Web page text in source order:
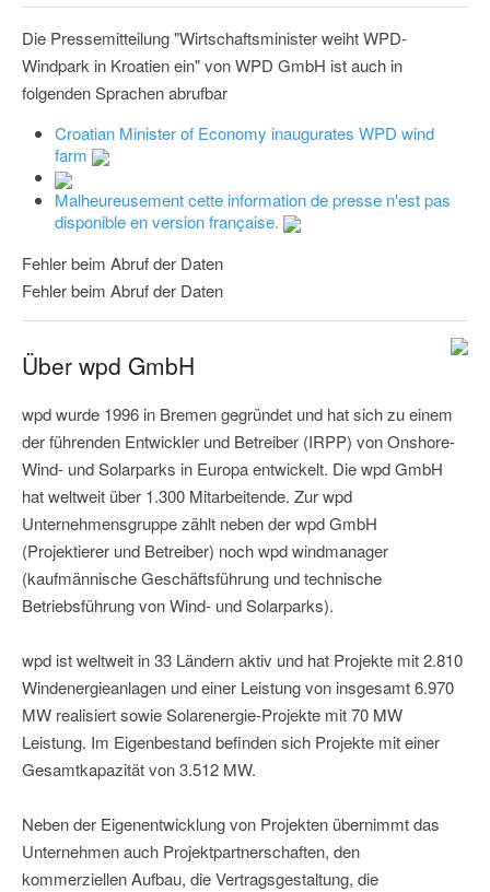
Die Pressemitteilung "Wirtschaftsminister weiht WPD-
Windpark in Kroatien ein" von WPD GmbH ist auch in
folgenden Sprachen abrufbar
Croatian Minister of Economy inaugurates WPD wind
farm
Malheureusement cette information de presse n'est pas
disponible en version française.
Fehler beim Abruf der Daten
Fehler beim Abruf der Daten
Über wpd GmbH
wpd wurde 1996 in Bremen gegründet und hat sich zu einem
der führenden Entwickler und Betreiber (IRPP) von Onshore-
Wind- und Solarparks in Europa entwickelt. Die wpd GmbH
hat weltweit über 1.300 Mitarbeitende. Zur wpd
Unternehmensgruppe zählt neben der wpd GmbH
(Projektierer und Betreiber) noch wpd windmanager
(kaufmännische Geschäftsführung und technische
Betriebsführung von Wind- und Solarparks).
wpd ist weltweit in 33 Ländern aktiv und hat Projekte mit 2.810
Windenergieanlagen und einer Leistung von insgesamt 6.970
MW realisiert sowie Solarenergie-Projekte mit 70 MW
Leistung. Im Eigenbestand befinden sich Projekte mit einer
Gesamtkapazität von 3.512 MW.
Neben der Eigenentwicklung von Projekten übernimmt das
Unternehmen auch Projektpartnerschaften, den
kommerziellen Aufbau, die Vertragsgestaltung, die